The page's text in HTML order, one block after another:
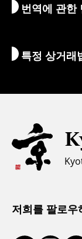
숙박 시설
통역 가이드
환전/세금
유니버설 관광
무슬림을 위한
날씨와 옷차림
번역에 관한
특정 상거래
저희를 팔로우